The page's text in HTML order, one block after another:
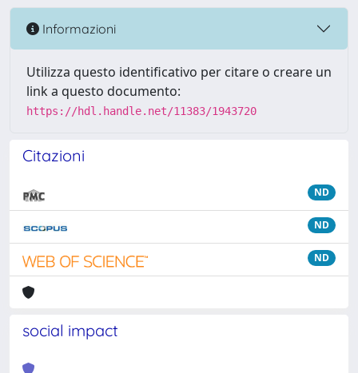
Informazioni
Utilizza questo identificativo per citare o creare un
link a questo documento:
https://hdl.handle.net/11383/1943720
Citazioni
ND
ND
ND
social impact